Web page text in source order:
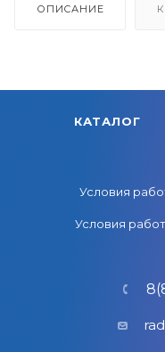
ОПИСАНИЕ
КАТАЛОГ
Условия
Условия